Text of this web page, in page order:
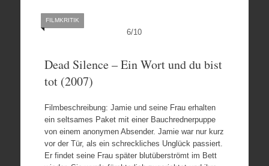
6/10
FILMKRITIK
Dead Silence – Ein Wort und du bist
tot (2007)
Filmbeschreibung: Jamie und seine Frau erhalten
ein seltsames Paket mit einer Bauchrednerpuppe
von einem anonymen Absender. Jamie war nur kurz
vor der Tür, als ein schreckliches Unglück passiert.
Er findet seine Frau später blutüberströmt im Bett